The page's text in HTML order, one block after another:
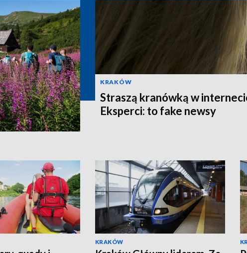
KRAKÓW
Straszą kranówką w
Eksperci: to fake newsy
KRAKÓW